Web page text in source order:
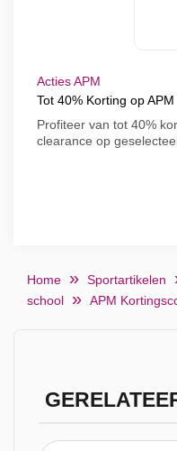
Acties APM
Tot 40% Korting op
Profiteer van tot 40%
clearance op
Home Sportartikelen
school
APM